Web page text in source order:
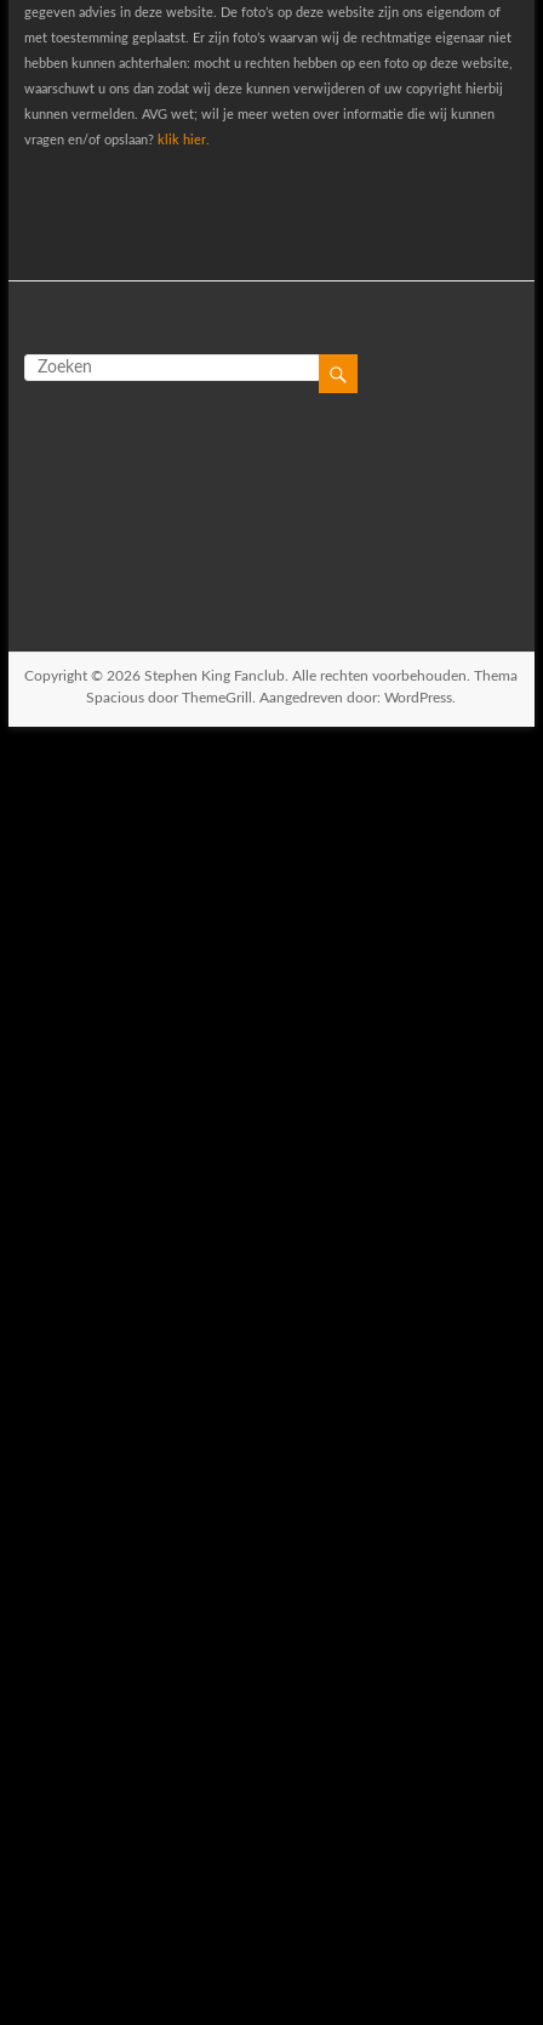
gegeven advies in deze website. De foto’s op deze website zijn ons eigendom of
met toestemming geplaatst. Er zijn foto’s waarvan wij de rechtmatige eigenaar niet
hebben kunnen achterhalen: mocht u rechten hebben op een foto op deze website,
waarschuwt u ons dan zodat wij deze kunnen verwijderen of uw copyright hierbij
kunnen vermelden. AVG wet; wil je meer weten over informatie die wij kunnen
vragen en/of opslaan? klik hier.
Copyright © 2026Stephen King Fanclub . Alle rechten voorbehouden. Thema
Spacious door ThemeGrill. Aangedreven door:WordPress